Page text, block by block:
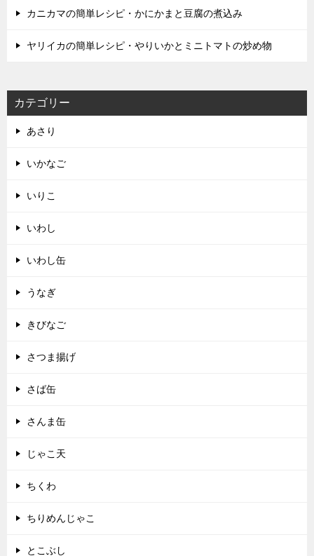
カニカマの簡単レシピ・かにかまと豆腐の煮込み
ヤリイカの簡単レシピ・やりいかとミニトマトの炒め物
カテゴリー
あさり
いかなご
いりこ
いわし
いわし缶
うなぎ
きびなご
さつま揚げ
さば缶
さんま缶
じゃこ天
ちくわ
ちりめんじゃこ
とこぶし